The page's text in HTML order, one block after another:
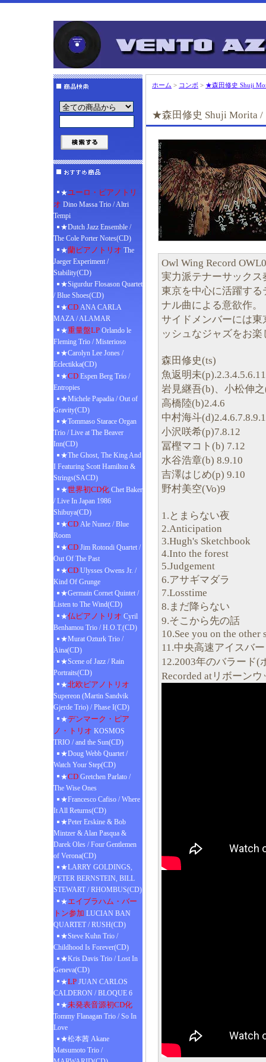
★ユーロ・ピアノトリ
オ Dino Massa Trio / Altri
Tempi
★Dutch Jazz Ensemble /
The Cole Porter Notes(CD)
★蘭ピアノトリオ The
Jaeger Experiment /
Stability(CD)
★Sigurdur Flosason Quartet
/ Blue Shoes(CD)
★CD ANA CARLA
MAZA / ALAMAR
★重量盤LP Orlando le
Fleming Trio / Misterioso
★Carolyn Lee Jones /
Eclectikka(CD)
★CD Espen Berg Trio /
Entropies
★Michele Papadia / Out of
Gravity(CD)
★Tommaso Starace Organ
Trio / Live at The Beaver
Inn(CD)
★The Ghost, The King And
I Featuring Scott Hamilton &
Strings(SACD)
★世界初CD化 Chet Baker
/ Live In Japan 1986
Shibuya(CD)
★CD Ale Nunez / Blue
Room
★CD Jim Rotondi Quartet /
Out Of The Past
★CD Ulysses Owens Jr. /
Kind Of Grunge
★Germain Cornet Quintet /
Listen to The Wind(CD)
★仏ピアノトリオ Cyril
Benhamou Trio / H.O.T.(CD)
★Murat Ozturk Trio /
Aina(CD)
★Scene of Jazz / Rain
Portraits(CD)
★北欧ピアノトリオ
Supereon (Martin Sandvik
Gjerde Trio) / Phase I(CD)
★デンマーク・ピア
ノ・トリオ KOSMOS
TRIO / and the Sun(CD)
★Doug Webb Quartet /
Watch Your Step(CD)
★CD Gretchen Parlato /
The Wise Ones
★Francesco Cafiso / Where
It All Returns(CD)
★Peter Erskine & Bob
Mintzer & Alan Pasqua &
Darek Oles / Four Gentlemen
of Verona(CD)
★LARRY GOLDINGS,
PETER BERNSTEIN, BILL
STEWART / RHOMBUS(CD)
★エイブラハム・バー
トン参加 LUCIAN BAN
QUARTET / RUSH(CD)
★Steve Kuhn Trio /
Childhood Is Forever(CD)
★Kris Davis Trio / Lost In
Geneva(CD)
★LP JUAN CARLOS
CALDERON / BLOQUE 6
★未発表音源初CD化
Tommy Flanagan Trio / So In
Love
★松本茜 Akane
Matsumoto Trio /
ホーム > コンボ > ★森田修史 Shuji
★森田修史 Shuji Morita /
Owl Wing Record
実力派テナーサック
東京を中心に活躍す
ナル曲による意欲作。
サイドメンバーには
ッシュなジャズをお
森田修史(ts)
魚返明未(p).2.3.4.5.6.11
岩見継吾(b)、小松伸
高橋陸(b)2.4.6
中村海斗
小沢咲希(p)7.8.12
冨樫マコト(b) 7.12
水谷浩章(b) 8.9.10
吉澤はじめ(p) 9.10
野村美空(Vo)9
1.とまらない夜
2.Anticipation
3.Hugh's Sketchbook
4.Into the forest
5.Judgement
6.アサギマダラ
7.Losstime
8.まだ降らない
9.そこから先の話
10.See you on the other
11.中央高速アイスバ
12.2003年のバラード(
Recorded atリボーン